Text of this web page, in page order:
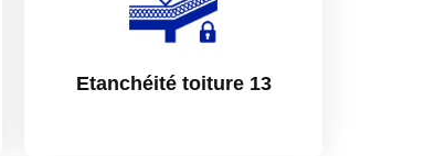
Etanchéité toiture 13